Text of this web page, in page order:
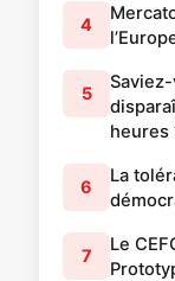
4
5
heures
6
La
7
Le